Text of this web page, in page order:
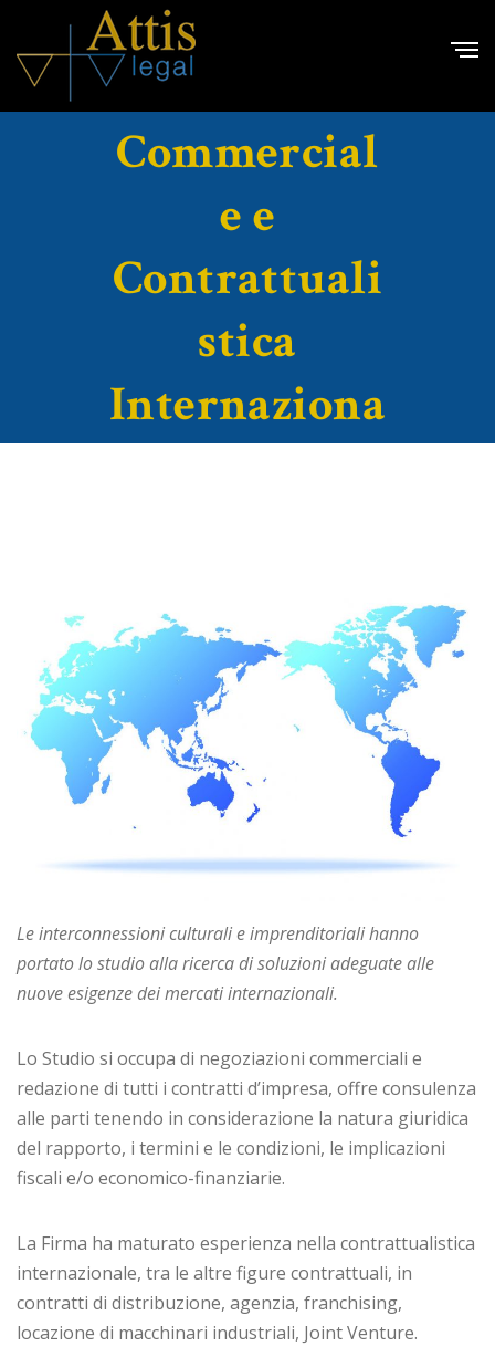
Diritto
Commercial
e e
Contrattuali
stica
Internaziona
Le interconnessioni culturali e imprenditoriali hanno
portato lo studio alla ricerca di soluzioni adeguate alle
nuove esigenze dei mercati internazionali.
Lo Studio si occupa di negoziazioni commerciali e
redazione di tutti i contratti d’impresa, offre consulenza
alle parti tenendo in considerazione la natura giuridica
del rapporto, i termini e le condizioni, le implicazioni
fiscali e/o economico-finanziarie.
La Firma ha maturato esperienza nella contrattualistica
internazionale, tra le altre figure contrattuali, in
contratti di distribuzione, agenzia, franchising,
locazione di macchinari industriali, Joint Venture.